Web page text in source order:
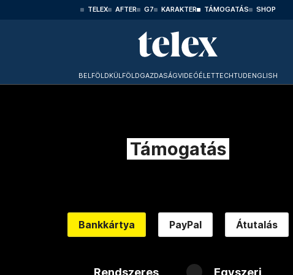
TELEX AFTER G7 KARAKTER TÁMOGATÁS SHOP
BELFÖLDKÜLFÖLDGAZDASÁGVIDEÓÉLETTECHTUDENGLISH
Támogatás
Bankkártya PayPal Átutalás
Rendszeres Egyszeri